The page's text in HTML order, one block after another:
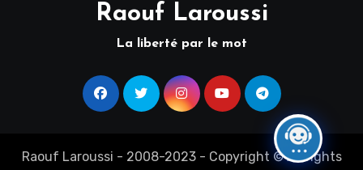
Raouf Laroussi
La liberté par le mot
Raouf Laroussi - 2008-2023 - Copyright © All rights